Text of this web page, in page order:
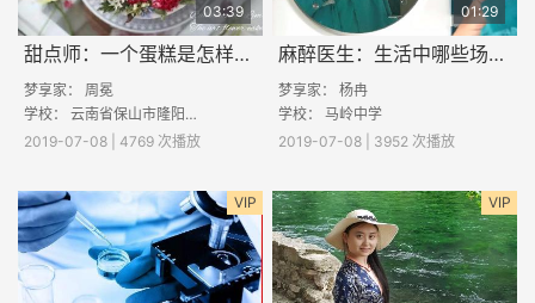
03:39
甜点师：一个蛋糕是怎样制作完成的
梦享家： 周冕
学校： 云南省保山市隆阳区魏家中学
2019-07-08 | 4769 次播放
01:29
麻醉医生：生活中哪些场景需要麻醉医生
梦享家： 杨冉
学校： 马岭中学
2019-07-08 | 3952 次播放
VIP VIP